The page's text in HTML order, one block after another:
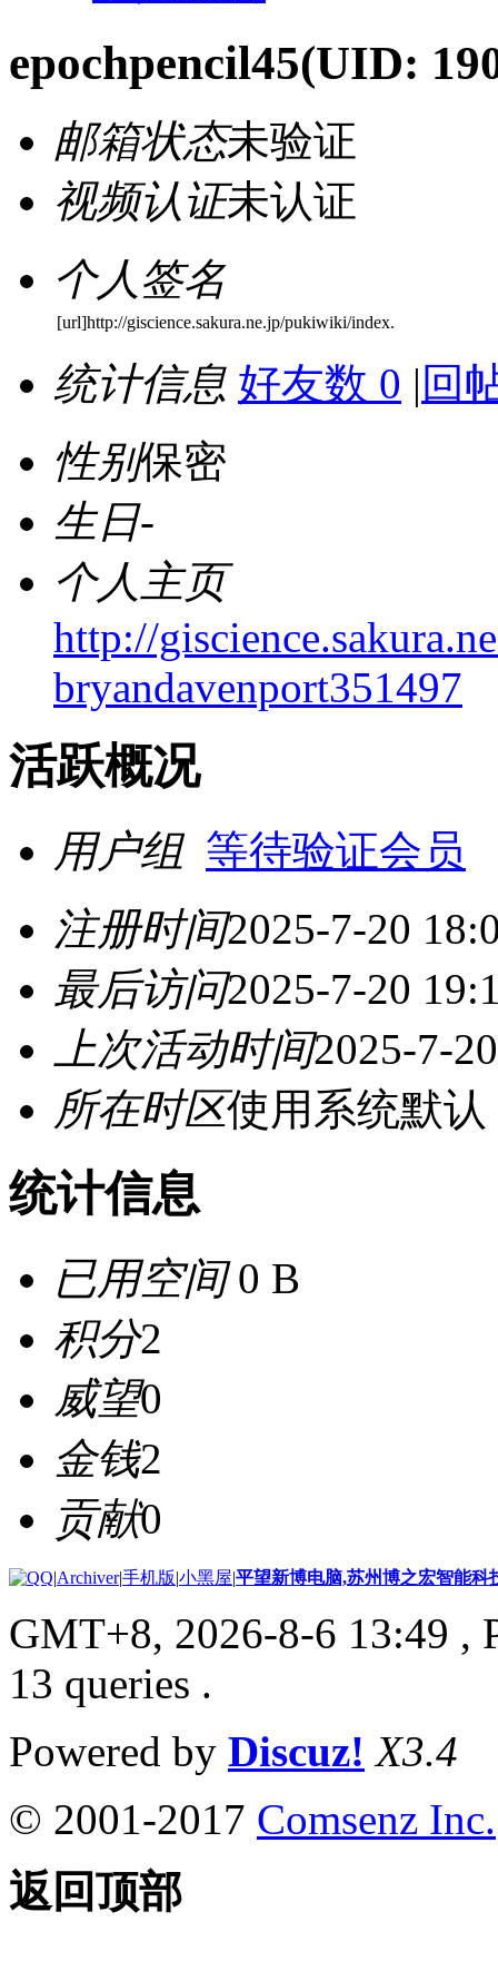
epochpencil45(UID:
邮箱状态未验证
视频认证未认证
个人签名
[url]http://giscience.sakura.ne.jp/pukiwiki/index.
统计信息 好友数 0 | 回
性别保密
生日-
个人主页
http://
bryandavenport351497
活跃概况
用户组 等待验证会员
注册时间2025-7-20
最后访问2025-7-20
上次活动时间2025-7-
所在时区使用系统默认
统计信息
已用空间0 B
积分2
威望0
金钱2
贡献0
|Archiver|手机版|小黑屋|平望新博电脑,苏州博之宏智能科
GMT+8, 2026-8-6 13:49 ,
13 queries .
Powered by Discuz! X3.4
© 2001-2017 Comsenz Inc.
返回顶部